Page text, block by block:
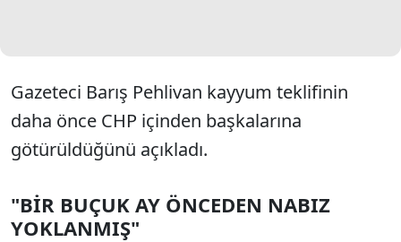
Gazeteci Barış Pehlivan kayyum teklifinin
daha önce CHP içinden başkalarına
götürüldüğünü açıkladı.
"BİR BUÇUK AY ÖNCEDEN NABIZ
YOKLANMIŞ"